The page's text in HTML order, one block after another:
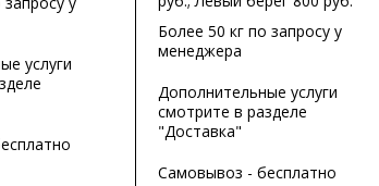
услуги
Более 50 кг по запросу у
менеджера
Дополнительные услуги
смотрите в разделе
"Доставка"
Самовывоз - бесплатно